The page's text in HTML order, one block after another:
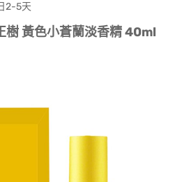
2-5天
樹 黃色小蒼蘭淡香精 40ml